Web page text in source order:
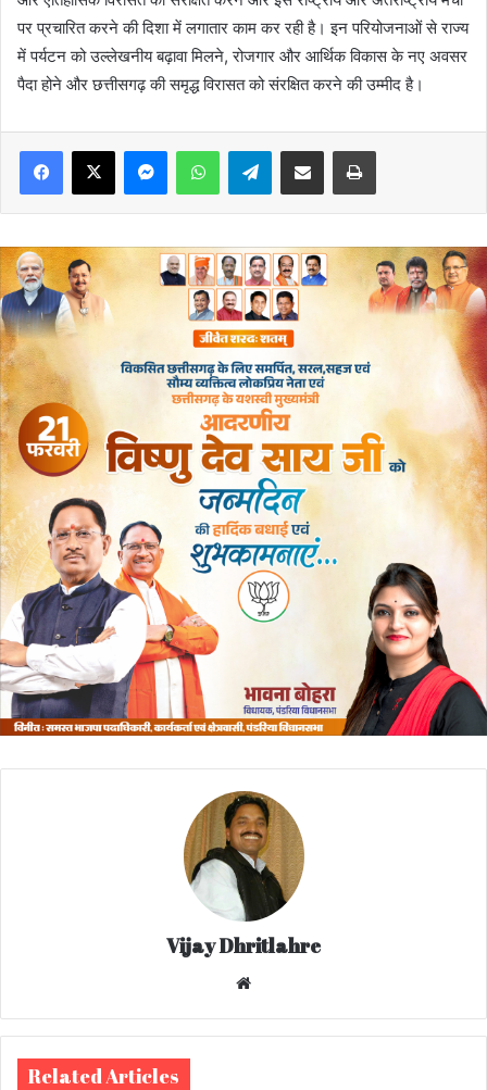
पर प्रचारित करने की दिशा में लगातार काम कर रही है। इन परियोजनाओं से राज्य
में पर्यटन को उल्लेखनीय बढ़ावा मिलने, रोजगार और आर्थिक विकास के नए अवसर
पैदा होने और छत्तीसगढ़ की समृद्ध विरासत को संरक्षित करने की उम्मीद है।
Telegram
Vijay Dhritlahre
te
Related Articles